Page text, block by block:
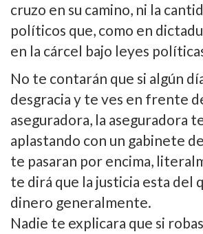
cruzo en su camino, ni la
polí­ticos que, como en
en la cárcel bajo leyes
No te contarán que si algún
desgracia y te ves en frente
aseguradora, la aseguradora
aplastando con un gabinete
te pasaran por encima,
te dirá que la justicia esta del
dinero generalmente.
Nadie te explicara que si